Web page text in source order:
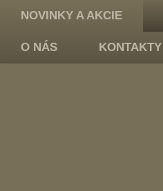
NOVINKY A AKCIE
O NÁS KONTAKTY